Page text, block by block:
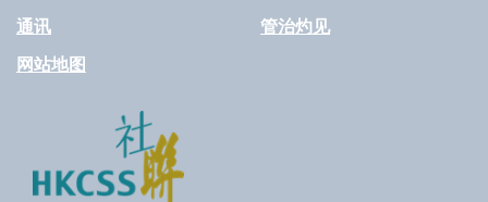
通讯 管治灼见
网站地图